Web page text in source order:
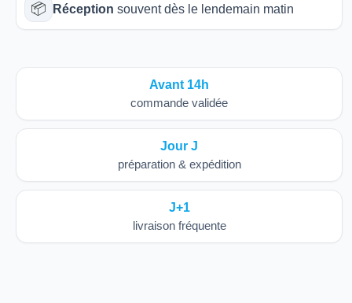
📦 Réception souvent dès le lendemain matin
Avant 14h
commande validée
Jour J
préparation & expédition
J+1
livraison fréquente